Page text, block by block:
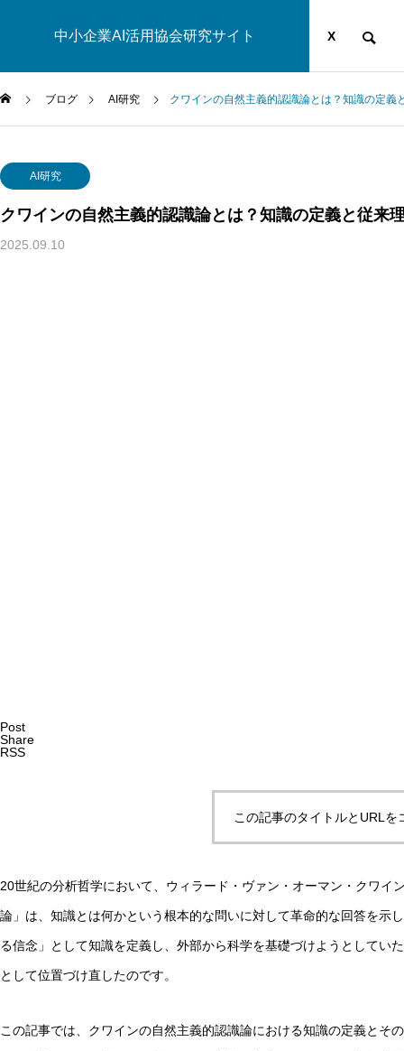
中小企業AI活用協会研究サイト
運営団体 YOUTUBE X
非意識的苦痛はどう測る?現象語彙に依存しないwelfare指
AI研究
ブログ AI研究 クワインの自然主義的認識論とは？知識の定義
AI研究
クワインの自然主義的認識論とは？知識の定義と従来
2025.09.10
Post
Share
RSS
この記事のタイトルとURLを
20世紀の分析哲学において、ウィラード・ヴァン・オーマン・クワイ
論」は、知識とは何かという根本的な問いに対して革命的な回答を示
る信念」として知識を定義し、外部から科学を基礎づけようとしてい
として位置づけ直したのです。
この記事では、クワインの自然主義的認識論における知識の定義とそ